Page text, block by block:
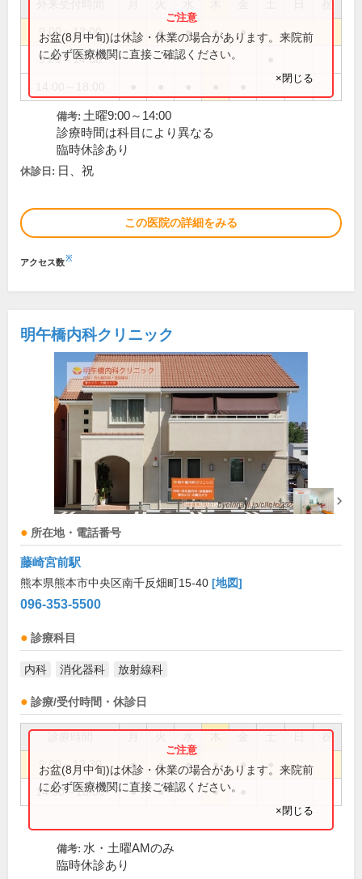
9:00～13:00 ● ● ● ● ●
9:00～14:00
お盆(8月中旬)は休診・休業の場合があります。来院前
に必ず医療機関に直接ご確認ください。
×閉じる
備考: 土曜9:00～14:00
診療時間は科目により異なる
臨時休診あり
休診日: 日、祝
この医院の詳細をみる
アクセス数※
明午橋内科クリニック
所在地・電話番号
藤崎宮前駅
熊本県熊本市中央区南千反畑町15-40 [地図]
096-353-5500
診療科目
内科 消化器科 放射線科
診療/受付時間・休診日
祝
9:00～12:30 ● ● ● ● ●
14:30～18:00 ● ● ●
お盆(8月中旬)は休診・休業の場合があります。来院前
に必ず医療機関に直接ご確認ください。
×閉じる
備考: 水・土曜AMのみ
臨時休診あり